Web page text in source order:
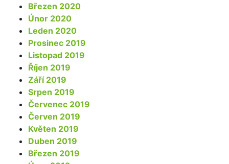
Březen 2020
Únor 2020
Leden 2020
Prosinec 2019
Listopad 2019
Říjen 2019
Září 2019
Srpen 2019
Červenec 2019
Červen 2019
Květen 2019
Duben 2019
Březen 2019